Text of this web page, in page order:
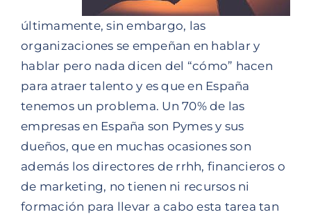
últimamente, sin embargo, las
organizaciones se empeñan en hablar y
hablar pero nada dicen del “cómo” hacen
para atraer talento y es que en España
tenemos un problema. Un 70% de las
empresas en España son Pymes y sus
dueños, que en muchas ocasiones son
además los directores de rrhh, financieros o
de marketing, no tienen ni recursos ni
formación para llevar a cabo esta tarea tan